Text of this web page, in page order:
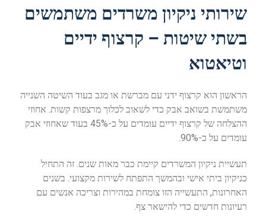
שירותי ניקיון משרדים משתמשים
בשתי שיטות – קרצוף ידיים
וטיאטוא
הראשון הוא קרצוף ידני עם מברשת או מגב בעוד השיטה השנייה
משתמשת בשואב אבק כדי לשאוב לכלוך מרצפות קשות. אחוזי
ההצלחה של קרצוף ידיים עומדים על כ-45% בעוד שאחוזי אבק
עומדים על כ-90%.
תעשיית ניקיון המשרדים קיימת כבר מאות שנים. זה התחיל
כניקיון ביתי אישי ובהמשך התפתח לשירות מקצועי. בשנים
האחרונות, התעשייה הזו צומחת במהירות וצריכה אנשים עם
רעיונות חדשים כדי להישאר צף.